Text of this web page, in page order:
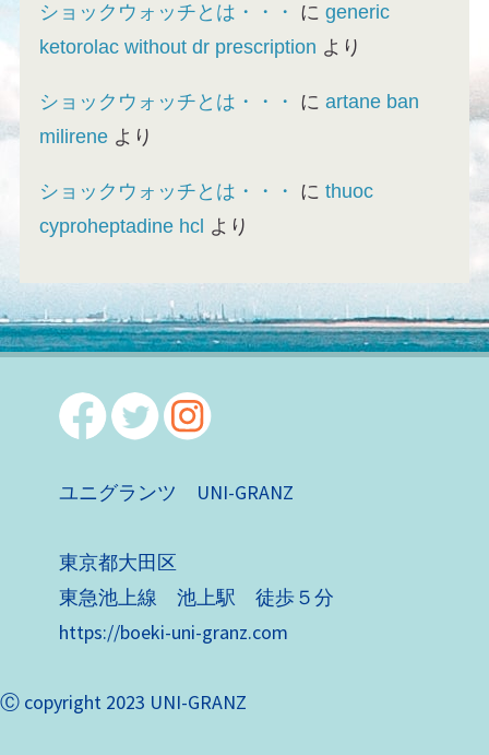
ショックウォッチとは・・・ に generic
ketorolac without dr prescription より
ショックウォッチとは・・・ に artane ban
milirene より
ショックウォッチとは・・・ に thuoc
cyproheptadine hcl より
ユニグランツ UNI-GRANZ
東京都大田区
東急池上線 池上駅 徒歩５分
https://boeki-uni-granz.com
Ⓒ copyright 2023 UNI-GRANZ